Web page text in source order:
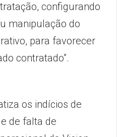
configurando
manipulação do
para favorecer
contratado”.
os indícios de
de falta de